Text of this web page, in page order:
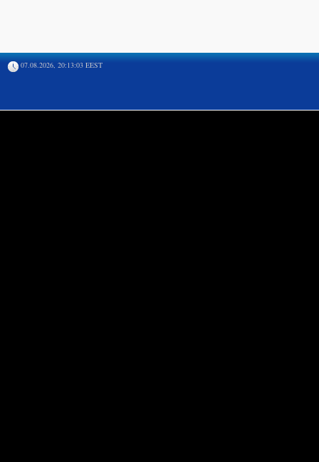
07.08.2026, 20:13:03 EEST